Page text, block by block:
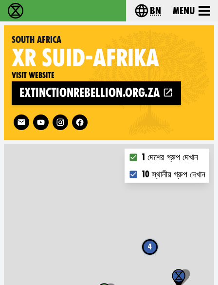
বিলুপ্তি বিদ্রোহ - Home Choose your
bn Menu
South Africa
XR SUID-AFRIKA
Visit website
extinctionrebellion.org.za
Follow XR South Africa on
4
Choose what you
1 দেশের গ্রুপ দেখান
10 স্থানীয় গ্রুপ দেখান